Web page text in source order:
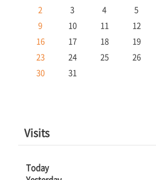
2
3 4 5
9
10 11 12
16
17 18 19
23
24 25 26
30
31
Visits
Today